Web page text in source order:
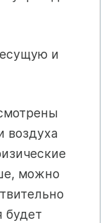
и
воздуха
можно
будет